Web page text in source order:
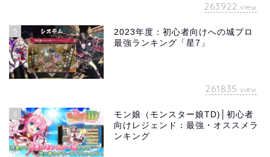
263922 view
5
2023年度：初心者向けへの城プロ
最強ランキング「星7」
261835 view
6
モン娘（モンスター娘TD)│初心者
向けレジェンド：最強・オススメラ
ンキング